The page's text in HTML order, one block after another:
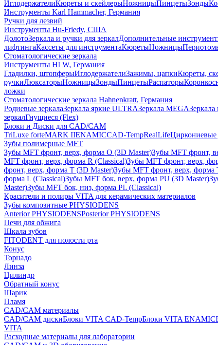
ИглодержателиКюреты и скейлерыНожницыПинцетыЗонды
Инструменты Karl Hammacher, Германия
Ручки для лезвий
Инструменты Hu-Friedy, США
ДолотоЗеркала и ручки для зеркалДополнительные
лифтингаКассеты для инструментаКюретыНожницы
Стоматологические зеркала
Инструменты HLW, Германия
Гладилки, штопферыИглодержателиЗажимы, цапкиКюреты,
ручкиЛюксаторыНожницыЗондыПинцетыРаспаторы
ложки
Стоматологические зеркала Hahnenkratt, Германия
Родиевые зеркалаЗеркала яркие ULTRAЗеркала MEGAЗеркала
зеркалГнущиеся (Flex)
Блоки и Диски для CAD/CAM
TriLuxe forteMARK IIENAMICCAD-TempRealLifeЦиркониевые
Зубы полимерные MFT
Зубы MFT фронт, верх, форма O (3D Master)Зубы MFT фронт,
MFT фронт, верх, форма R (Classical)Зубы MFT фронт, верх,
фронт, верх, форма T (3D Master)Зубы MFT фронт, верх, форма
форма L (Classical)Зубы MFT бок, верх, форма PU (3D Master)
Master)Зубы MFT бок, низ, форма PL (Classical)
Красители и полиры VITA для керамических материалов
Зубы композитные PHYSIODENS
Anterior PHYSIODENSPosterior PHYSIODENS
Печи для обжига
Шкала зубов
FITODENT для полости рта
Конус
Торнадо
Линза
Цилиндр
Обратный конус
Шарик
Пламя
CAD/CAM материалы
CAD/CAM дискиБлоки VITA CAD-TempБлоки VITA ENAMIC
VITA
Расходные материалы для лаборатории